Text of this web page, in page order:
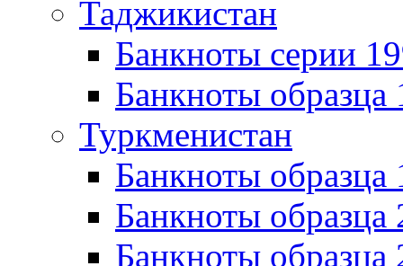
Таджикистан
Банкноты серии
Банкноты образца
Туркменистан
Банкноты
Банкноты образца
Банкноты образца